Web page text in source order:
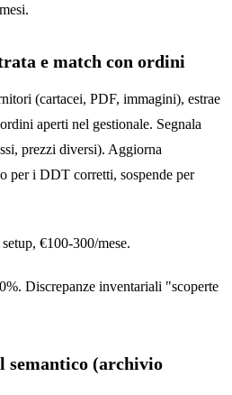
e match con ordini
(cartacei, PDF, immagini), estrae
aperti nel gestionale. Segnala
prezzi diversi). Aggiorna
per i DDT corretti, sospende per
€100-300/mese.
Discrepanze inventariali "scoperte
semantico (archivio